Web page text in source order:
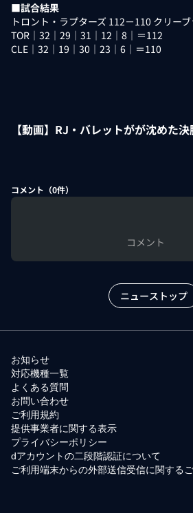
■試合結果
トロント・ラプターズ 112－110 クリー
TOR｜32｜29｜31｜12｜8｜＝112
CLE｜32｜19｜30｜23｜6｜＝110
【動画】RJ・バレットがが沈めた決
コメント（0件）
コメント
ニューストップ
お知らせ
対応機種一覧
よくある質問
お問い合わせ
ご利用規約
提供事業者に関する表示
プライバシーポリシー
dアカウントの二段階認証について
ご利用端末からの外部送信受信に関する